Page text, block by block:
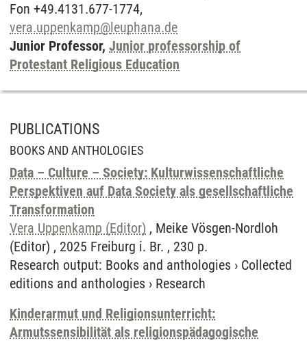
Fon +49.4131.677-1774,
vera.uppenkamp@leuphana.de
Junior Professor, Junior professorship of
Protestant Religious Education
PUBLICATIONS
BOOKS AND ANTHOLOGIES
Data – Culture – Society: Kulturwissenschaftliche
Perspektiven auf Data Society als gesellschaftliche
Transformation
Vera Uppenkamp (Editor) , Meike Vösgen-Nordloh
(Editor) , 2025 Freiburg i. Br. , 230 p.
Research output: Books and anthologies › Collected
editions and anthologies › Research
Kinderarmut und Religionsunterricht:
Armutssensibilität als religionspädagogische